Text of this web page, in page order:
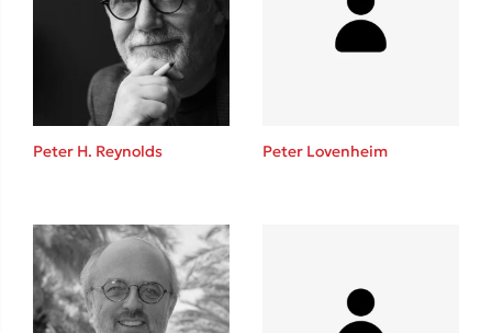
Η μέθοδος Αφήστε τους
Δημοφιλείς Συγγραφείς
Φυστίκι ΠουΚυλάει
Παύλος Καστανάς
El Sombrero
Peter H. Reynolds Peter Lovenheim